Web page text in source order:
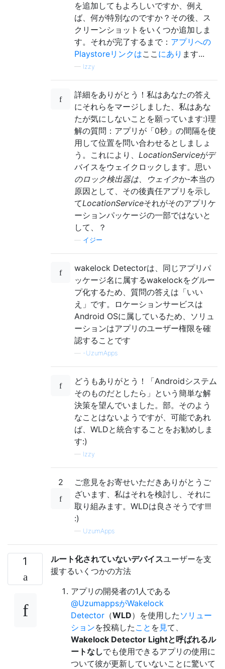
を追加してもよろしいですか、例え
ば、何が特別なのですか？その後、ス
クリーンショットをいくつか追加しま
す。それが完了するまで： アプリへの
Playstoreリンクはここ にあり ます...
— Izzy
詳細をありがとう！私はあなたの答え
にそれらをマージしました、私はあな
たが気にしないことを願っています:)理
解の質問：アプリが「0秒」の間隔を使
用して位置を問い合わせるとしましょ
う。これにより、 LocationServiceがデ
バイスをウェイクロックします。思い
のロック検出器は、ウェイクか-本当の
原因として、その後責任アプリを示し
てLocationServiceそれがそのアプリケ
ーションパッケージの一部ではないと
して、？
イジー
wakelock Detectorは、同じアプリパ
ッケージ名に属するwakelockをグルー
プ化するため、質問の答えは「いい
え」です。ロケーションサービスは
Android OSに属しているため、ソリュ
ーションはアプリのユーザー権限を確
認することです
-UzumApps
どうもありがとう！「Androidシステム
そのものだとしたら」という簡単な解
決策を望んでいました。部。そのよう
なことはないようですが、可能であれ
ば、WLDと統合することをお勧めしま
す:)
— Izzy
2
ご意見をお寄せいただきありがとうご
ざいます、私はそれを検討し、それに
取り組みます。WLDは良さそうです!!!
:)
— UzumApps
1 ルート化されていないデバイスユーザーを支
援するいくつかの方法
アプリの開発者の1人である
@UzumappsがWakelock
Detector （WLD）を使用した ソリュー
ションを投稿した こと を 見て、
Wakelock Detector Lightと呼ばれるル
ートなしでも使用できるアプリの使用に
ついて彼が更新していないことに驚いて